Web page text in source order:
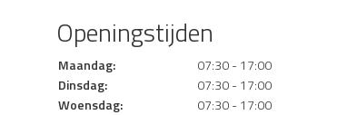
Openingstijden
Maandag:
07:30 - 17:00
Dinsdag:
07:30 - 17:00
Woensdag:
07:30 - 17:00